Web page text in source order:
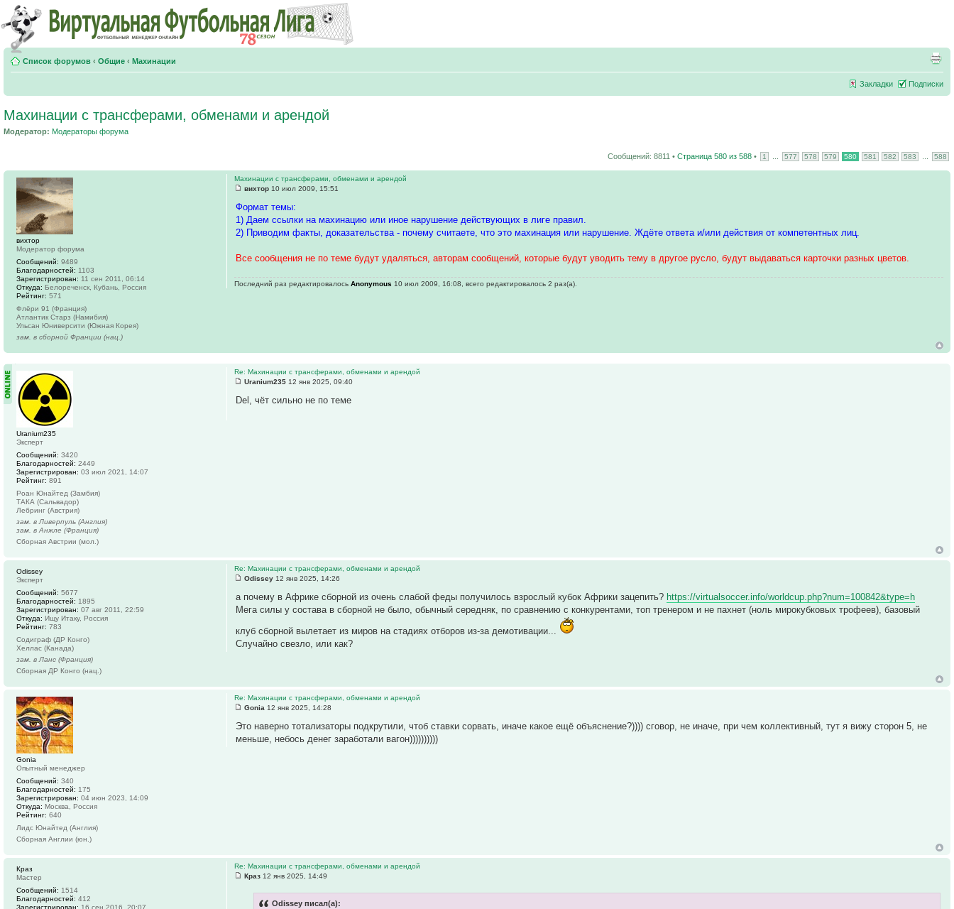
Список форумов ‹ Общие ‹ Махинации
Закладки Подписки
Махинации с трансферами, обменами и арендой
Модератор: Модераторы форума
Сообщений: 8811 • Страница 580 из 588 • 1 577 578 579 580 581 582 583 588
Махинации с трансферами, обменами и арендой
вихтор 10 июл 2009, 15:51
Формат темы:
1) Даем ссылки на махинацию или иное нарушение действующих в лиге правил.
2) Приводим факты, доказательства - почему считаете, что это махинация или нарушение. Ждёте ответа и/или действия от компетентных лиц.
Все сообщения не по теме будут удаляться, авторам сообщений, которые будут уводить тему в другое русло, будут выдаваться карточки разных цветов.
Последний раз редактировалосьAnonymous 10 июл 2009, 16:08, всего редактировалось 2 раз(а).
вихтор
Модератор форума
Сообщений: 9489
Благодарностей: 1103
Зарегистрирован: 11 сен 2011, 06:14
Откуда: Белореченск, Кубань, Россия
Рейтинг: 571
Флёри 91 (Франция)
Атлантик Старз (Намибия)
Ульсан Юниверсити (Южная Корея)
зам. в сборной Франции (нац.)
Re: Махинации с трансферами, обменами и арендой
Uranium235 12 янв 2025, 09:40
Del, чёт сильно не по теме
Uranium235
Эксперт
Сообщений: 3420
Благодарностей: 2449
Зарегистрирован: 03 июл 2021, 14:07
Рейтинг: 891
Роан Юнайтед (Замбия)
ТАКА (Сальвадор)
Лебринг (Австрия)
зам. в Ливерпуль (Англия)
зам. в Анжле (Франция)
Сборная Австрии (мол.)
Re: Махинации с трансферами, обменами и арендой
Odissey 12 янв 2025, 14:26
а почему в Африке сборной из очень слабой феды получилось взрослый кубок Африки зацепить? https://virtualsoccer.info/worldcup.php?num=100842&type=h
Мега силы у состава в сборной не было, обычный середняк, по сравнению с конкурентами, топ тренером и не пахнет (ноль мирокубковых трофеев), базовый
клуб сборной вылетает из миров на стадиях отборов из-за демотивации...
Случайно свезло, или как?
Odissey
Эксперт
Сообщений: 5677
Благодарностей: 1895
Зарегистрирован: 07 авг 2011, 22:59
Откуда: Ищу Итаку, Россия
Рейтинг: 783
Содиграф (ДР Конго)
Хеллас (Канада)
зам. в Ланс (Франция)
Сборная ДР Конго (нац.)
Re: Махинации с трансферами, обменами и арендой
Gonia 12 янв 2025, 14:28
Это наверно тотализаторы подкрутили, чтоб ставки сорвать, иначе какое ещё объяснение?)))) сговор, не иначе, при чем коллективный, тут я вижу сторон 5, не
меньше, небось денег заработали вагон))))))))))
Gonia
Опытный менеджер
Сообщений: 340
Благодарностей: 175
Зарегистрирован: 04 июн 2023, 14:09
Откуда: Москва, Россия
Рейтинг: 640
Лидс Юнайтед (Англия)
Сборная Англии (юн.)
Re: Махинации с трансферами, обменами и арендой
Краз 12 янв 2025, 14:49
Odissey писал(а):
Краз
Мастер
Сообщений: 1514
Благодарностей: 412
Зарегистрирован: 16 сен 2016, 20:07